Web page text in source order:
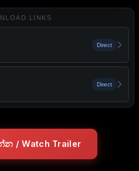
LINKS
Direct
Direct
/ Watch Trailer